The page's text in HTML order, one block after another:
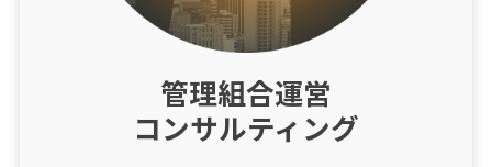
管理組合運営
コンサルティング